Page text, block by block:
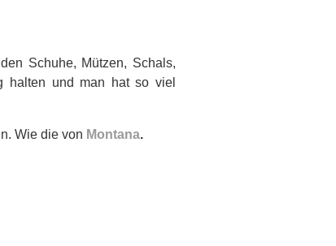
Schuhe, Mützen, Schals,
halten und man hat so viel
Wie die von Montana.